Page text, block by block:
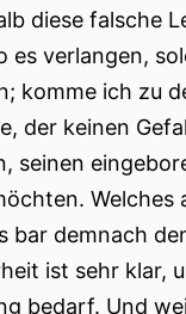
diese falsche
es verlangen,
komme ich zu
der keinen
seinen
demnach
ist sehr
bedarf. Und